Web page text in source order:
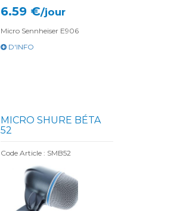
6.59 €/jour
Micro Sennheiser E906
D'INFO
MICRO SHURE BÉTA
52
Code Article : SMB52